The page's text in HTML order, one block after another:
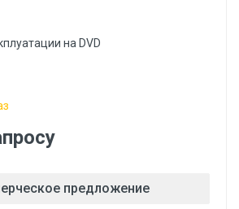
на DVD
предложение